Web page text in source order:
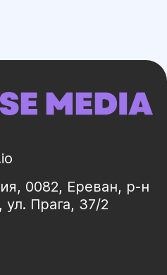
0082, Ереван, р-н
Прага, 37/2